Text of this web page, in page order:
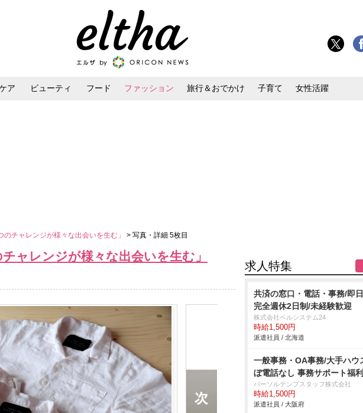
ア ビューティ フード ファッション 旅行＆おでかけ 子育て 女性活躍
チャレンジが様々な出会いを生む」 > 写真・詳細 5枚目
ャレンジが様々な出会いを生む」
求人特集
共済の窓口・電話・事務/即
完全週休2日制/未経験歓迎
株式会社ベルシステム24
時給1,500円
派遣社員 / 北海道
一般事務・OA事務/大手ハウ
ぼ電話なし 事務サポート福
パーソルテンプスタッフ株式会社
時給1,500円
派遣社員 / 大阪府